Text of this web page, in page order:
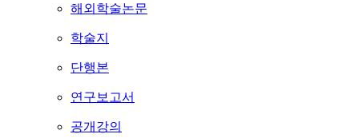
해외학술논문
학술지
단행본
연구보고서
공개강의